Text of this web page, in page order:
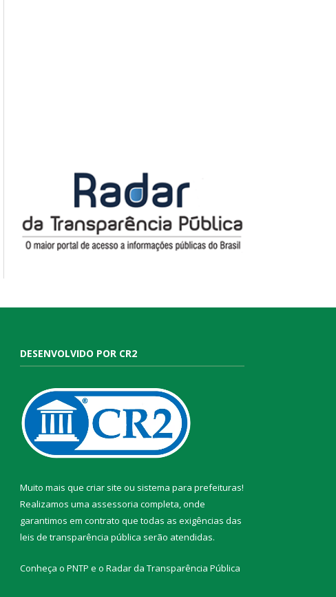
DESENVOLVIDO POR CR2
Muito mais que criar site ou sistema para prefeituras!
Realizamos uma assessoria completa, onde
garantimos em contrato que todas as exigências das
leis de transparência pública serão atendidas.
Conheça o PNTP e o Radar da Transparência Pública